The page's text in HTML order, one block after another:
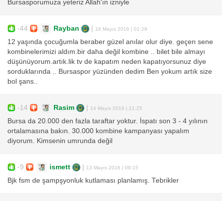
Bursasporumuza yeteriz Allah'ın izniyle
-44 Rayban 16 Mayıs 2016 | 01:29
12 yaşında çocuğumla beraber güzel anılar olur diye. geçen sene
kombinelerimizi aldım.bir daha değil kombine .. bilet bile almayı
düşünüyorum.artık.lik tv de kapatım neden kapatıyorsunuz diye
sorduklarında .. Bursaspor yüzünden dedim Ben yokum artık size
bol şans..
-14 Rasim 14 Mayıs 2016 | 21:25
Bursa da 20.000 den fazla taraftar yoktur. İspatı son 3 - 4 yılının
ortalamasına bakın. 30.000 kombine kampanyası yapalım
diyorum. Kimsenin umrunda değil
-9 ismett 13 Mayıs 2016 | 09:15
Bjk fsm de şampşyonluk kutlaması planlamış. Tebrikler